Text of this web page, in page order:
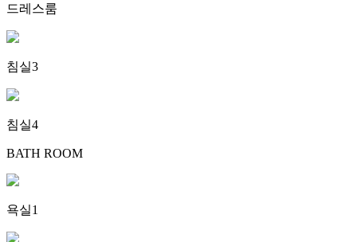
드레스룸
침실3
침실4
BATH ROOM
욕실1